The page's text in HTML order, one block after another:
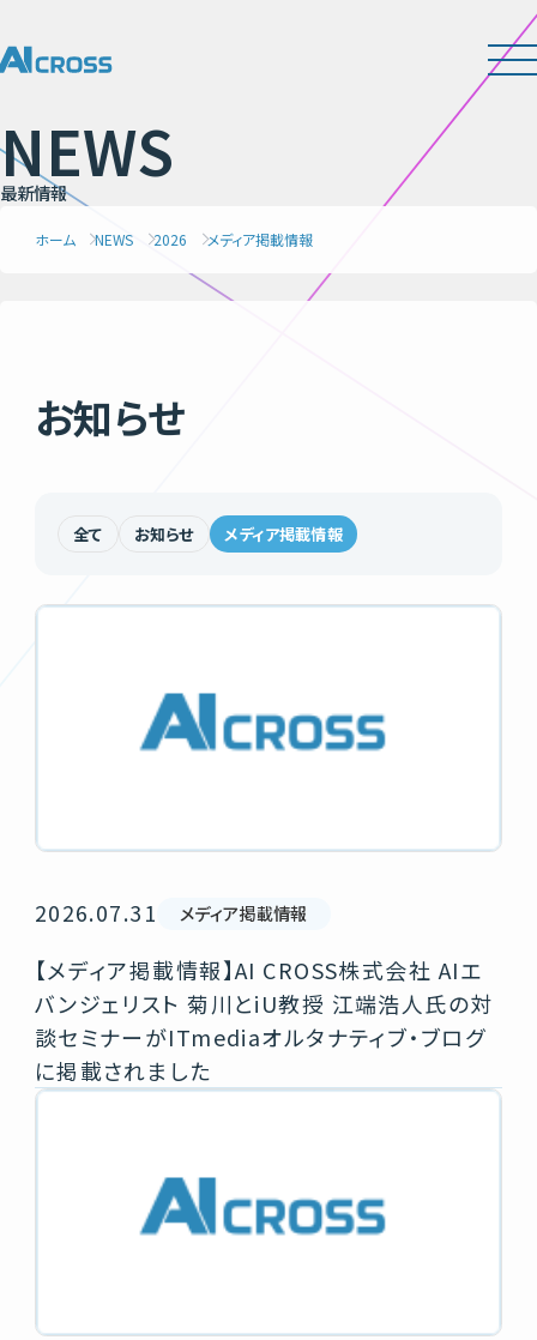
NEWS
最新情報
ホーム NEWS 2026 メディア掲載情報
お知らせ
全て お知らせ メディア掲載情報
2026.07.31 メディア掲載情報
【メディア掲載情報】AI CROSS株式会社 AIエ
バンジェリスト 菊川とiU教授 江端浩人氏の対
談セミナーがITmediaオルタナティブ・ブログ
に掲載されました